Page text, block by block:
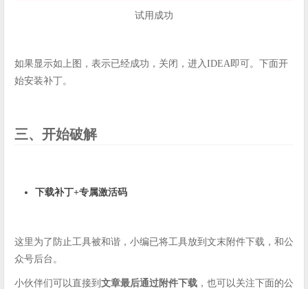
试用成功
如果显示如上图，表示已经成功，关闭，进入IDEA即可。下面开
始安装补丁。
三、开始破解
下载补丁+专属激活码
这里为了防止工具被和谐，小编已将工具放到文末附件下载，和公
众号后台。
小伙伴们可以直接到 文章最后通过附件下载 ，也可以关注下面的公